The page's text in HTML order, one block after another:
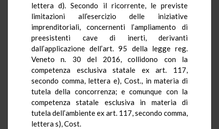
lettera d). Secondo il ricorrente, le previste
limitazioni all’esercizio delle iniziative
imprenditoriali, concernenti l’ampliamento di
preesistenti cave di inerti, derivanti
dall’applicazione dell’art. 95 della legge reg.
Veneto n. 30 del 2016, collidono con la
competenza esclusiva statale ex art. 117,
secondo comma, lettera e), Cost., in materia di
tutela della concorrenza; e comunque con la
competenza statale esclusiva in materia di
tutela dell’ambiente ex art. 117, secondo comma,
lettera s), Cost.